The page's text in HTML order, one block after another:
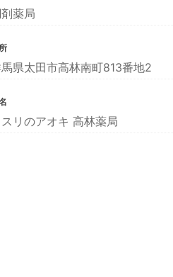
薬局
県太田市高林南町813番地2
スリのアオキ 高林薬局